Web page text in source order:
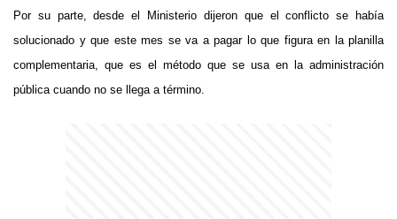
Por su parte, desde el Ministerio dijeron que el conflicto se había
solucionado y que este mes se va a pagar lo que figura en la planilla
complementaria, que es el método que se usa en la administración
pública cuando no se llega a término.